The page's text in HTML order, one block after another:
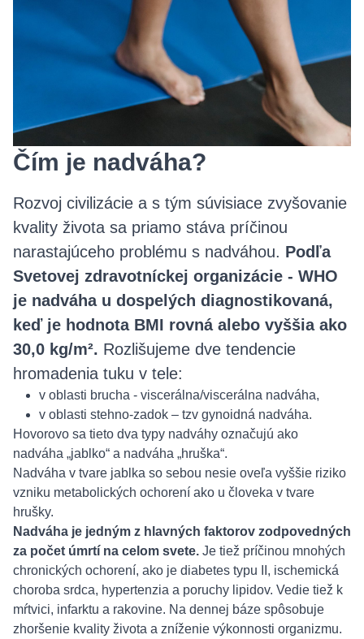
Čím je nadváha?
Rozvoj civilizácie a s tým súvisiace zvyšovanie
kvality života sa priamo stáva príčinou
narastajúceho problému s nadváhou. Podľa
Svetovej zdravotníckej organizácie - WHO
je nadváha u dospelých diagnostikovaná,
keď je hodnota BMI rovná alebo vyššia ako
30,0 kg/m². Rozlišujeme dve tendencie
hromadenia tuku v tele:
v oblasti brucha - viscerálna/viscerálna nadváha,
v oblasti stehno-zadok – tzv gynoidná nadváha.
Hovorovo sa tieto dva typy nadváhy označujú ako
nadváha „jablko“ a nadváha „hruška“.
Nadváha v tvare jablka so sebou nesie oveľa vyššie riziko
vzniku metabolických ochorení ako u človeka v tvare
hrušky.
Nadváha je jedným z hlavných faktorov zodpovedných
za počet úmrtí na celom svete. Je tiež príčinou mnohých
chronických ochorení, ako je diabetes typu II, ischemická
choroba srdca, hypertenzia a poruchy lipidov. Vedie tiež k
mŕtvici, infarktu a rakovine. Na dennej báze spôsobuje
zhoršenie kvality života a zníženie výkonnosti organizmu.